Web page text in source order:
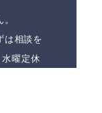
は相談を
曜定休